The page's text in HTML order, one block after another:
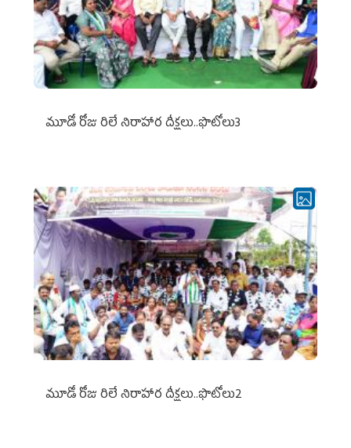
మూడో రోజు రిలే నిరాహార దీక్షలు..ఫొటోలు3
మూడో రోజు రిలే నిరాహార దీక్షలు..ఫొటోలు2